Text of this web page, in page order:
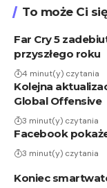
To może Ci
Far Cry 5
przyszłego roku
4 minut(y) czytania
Kolejna
Global Offensive
3 minut(y) czytania
Facebook
3 minut(y) czytania
Koniec